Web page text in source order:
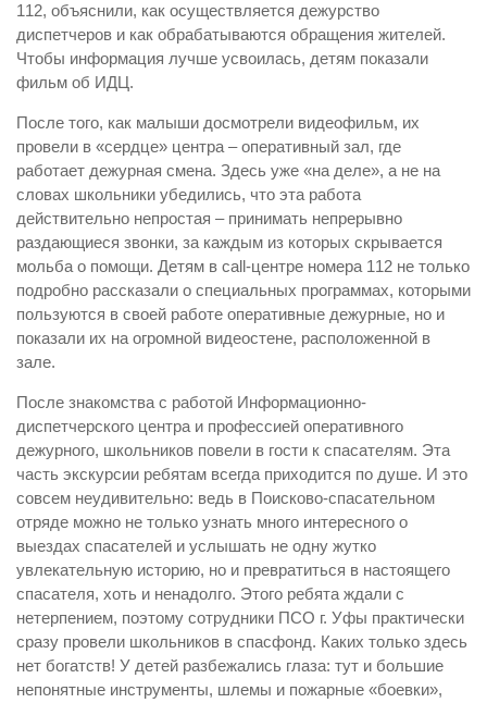
112, объяснили, как осуществляется дежурство
диспетчеров и как обрабатываются обращения жителей.
Чтобы информация лучше усвоилась, детям показали
фильм об ИДЦ.
После того, как малыши досмотрели видеофильм, их
провели в «сердце» центра – оперативный зал, где
работает дежурная смена. Здесь уже «на деле», а не на
словах школьники убедились, что эта работа
действительно непростая – принимать непрерывно
раздающиеся звонки, за каждым из которых скрывается
мольба о помощи. Детям в call-центре номера 112 не только
подробно рассказали о специальных программах, которыми
пользуются в своей работе оперативные дежурные, но и
показали их на огромной видеостене, расположенной в
зале.
После знакомства с работой Информационно-
диспетчерского центра и профессией оперативного
дежурного, школьников повели в гости к спасателям. Эта
часть экскурсии ребятам всегда приходится по душе. И это
совсем неудивительно: ведь в Поисково-спасательном
отряде можно не только узнать много интересного о
выездах спасателей и услышать не одну жутко
увлекательную историю, но и превратиться в настоящего
спасателя, хоть и ненадолго. Этого ребята ждали с
нетерпением, поэтому сотрудники ПСО г. Уфы практически
сразу провели школьников в спасфонд. Каких только здесь
нет богатств! У детей разбежались глаза: тут и большие
непонятные инструменты, шлемы и пожарные «боевки»,